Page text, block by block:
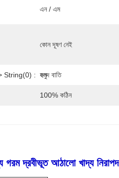
এন / এম
কোন দূষণ নেই
String(0) : কম
হলুদ বাতি
100% কঠিন
গরম দ্রবীভূত আঠালো খাদ্য নিরাপদ